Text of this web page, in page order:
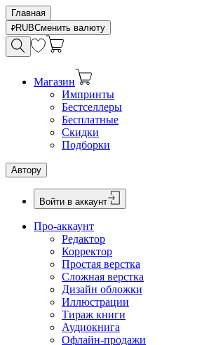
Главная
RUBСменить валюту
Магазин
Импринты
Бестселлеры
Бесплатные
Скидки
Подборки
Автору
Войти в аккаунт
Про-аккаунт
Редактор
Корректор
Простая верстка
Сложная верстка
Дизайн обложки
Иллюстрации
Тираж книги
Аудиокнига
Офлайн-продажи